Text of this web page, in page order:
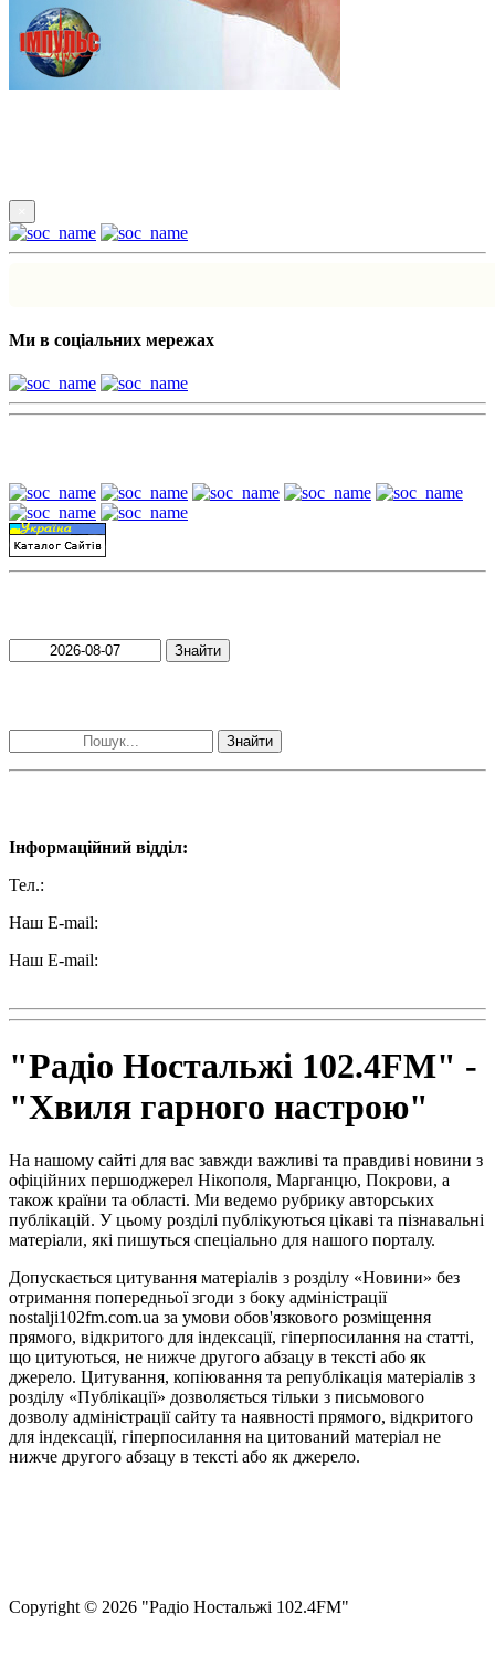
Ми в соціальних мережах
Знайти
Знайти
Інформаційний відділ:
Тел.:
Наш E-mail:
Наш E-mail:
"Радіо Ностальжі 102.4FM" -
"Хвиля гарного настрою"
На нашому сайті для вас завжди важливі та правдиві новини з
офіційних першоджерел Нікополя, Марганцю, Покрови, а
також країни та області. Ми ведемо рубрику авторських
публікацій. У цьому розділі публікуються цікаві та пізнавальні
матеріали, які пишуться спеціально для нашого порталу.
Допускається цитування матеріалів з розділу «Новини» без
отримання попередньої згоди з боку адміністрації
nostalji102fm.com.ua за умови обов'язкового розміщення
прямого, відкритого для індексації, гіперпосилання на статті,
що цитуються, не нижче другого абзацу в тексті або як
джерело. Цитування, копіювання та републікація матеріалів з
розділу «Публікації» дозволяється тільки з письмового
дозволу адміністрації сайту та наявності прямого, відкритого
для індексації, гіперпосилання на цитований матеріал не
нижче другого абзацу в тексті або як джерело.
Сopyright © 2026 "Радіо Ностальжі 102.4FM"